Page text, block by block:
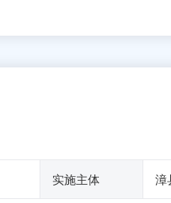
实施主体 漳